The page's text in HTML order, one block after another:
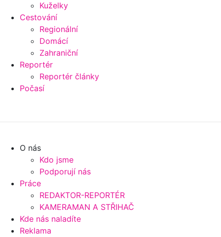
Kuželky
Cestování
Regionální
Domácí
Zahraniční
Reportér
Reportér články
Počasí
O nás
Kdo jsme
Podporují nás
Práce
REDAKTOR-REPORTÉR
KAMERAMAN A STŘIHAČ
Kde nás naladíte
Reklama